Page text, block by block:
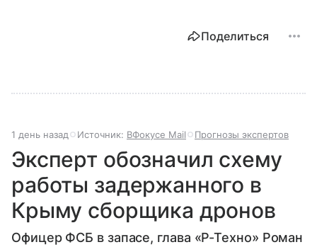
Поделиться
1 день назад Источник: ВФокусе Mail Прогнозы экспертов
Эксперт обозначил схему
работы задержанного в
Крыму сборщика дронов
Офицер ФСБ в запасе, глава «Р-Техно» Роман